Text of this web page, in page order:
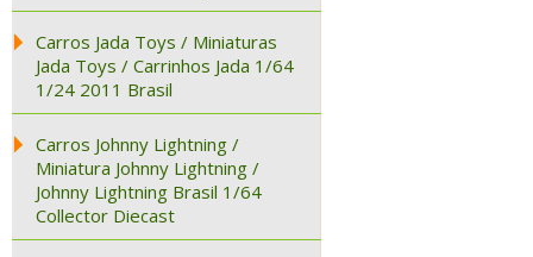
Carros Jada Toys / Miniaturas
Jada Toys / Carrinhos Jada 1/64
1/24 2011 Brasil
Carros Johnny Lightning /
Miniatura Johnny Lightning /
Johnny Lightning Brasil 1/64
Collector Diecast